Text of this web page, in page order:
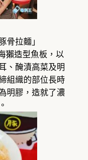
骨拉麵」
獺造型魚板，以
、醃漬高菜及明
組織的部位長時
明膠，造就了濃